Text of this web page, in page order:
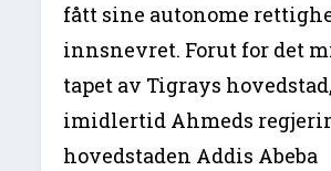
fått sine autonome
innsnevret. Forut for det
tapet av Tigrays
imidlertid Ahmeds
hovedstaden Addis Abeba